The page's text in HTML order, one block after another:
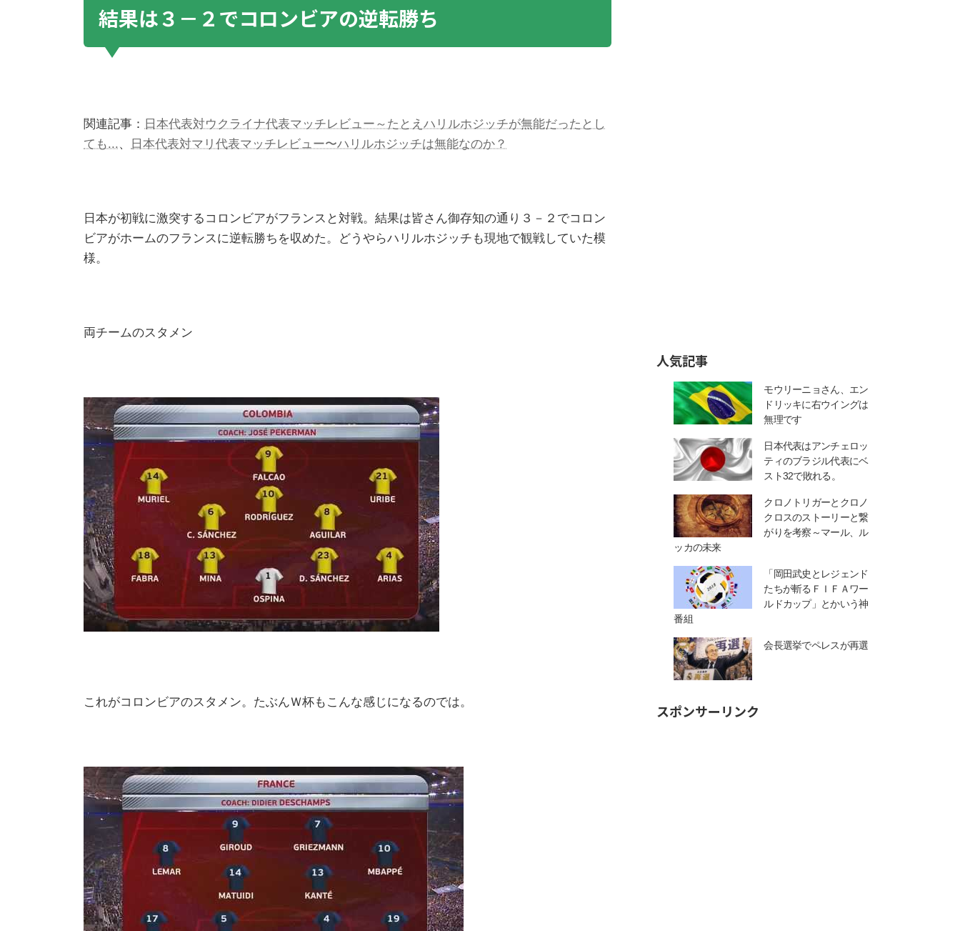
結果は３－２でコロンビアの逆転勝ち
関連記事： 日本代表対ウクライナ代表マッチレビュー～たとえハリルホジッチが無能だったとし
ても...、 日本代表対マリ代表マッチレビュー〜ハリルホジッチは無能なのか？
日本が初戦に激突するコロンビアがフランスと対戦。結果は皆さん御存知の通り３－２でコロン
ビアがホームのフランスに逆転勝ちを収めた。どうやらハリルホジッチも現地で観戦していた模
様。
両チームのスタメン
これがコロンビアのスタメン。たぶんＷ杯もこんな感じになるのでは。
人気記事
モウリーニョさん、エン
ドリッキに右ウイングは
無理です
日本代表はアンチェロッ
ティのブラジル代表にベ
スト32で敗れる。
クロノトリガーとクロノ
クロスのストーリーと繋
がりを考察～マール、ル
ッカの未来
「岡田武史とレジェンド
たちが斬るＦＩＦＡワー
ルドカップ」とかいう神
番組
会長選挙でペレスが再選
スポンサーリンク